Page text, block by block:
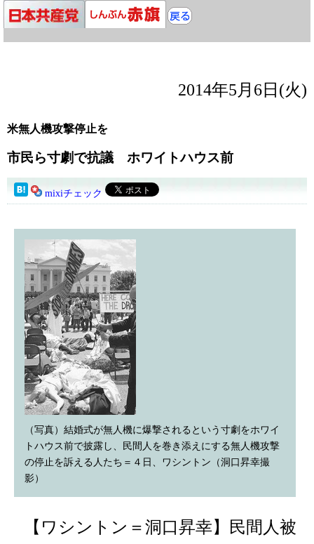
2014年5月6日(火)
米無人機攻撃停止を
市民ら寸劇で抗議 ホワイトハウス前
mixiチェック
（写真）結婚式が無人機に爆撃されるという寸劇をホワイ
トハウス前で披露し、民間人を巻き添えにする無人機攻撃
の停止を訴える人たち＝４日、ワシントン（洞口昇幸撮
影）
【ワシントン＝洞口昇幸】民間人被